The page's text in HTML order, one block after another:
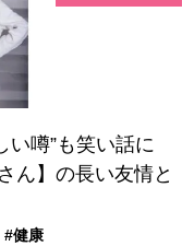
い噂”も笑い話に
ん】の長い友情と
#健康